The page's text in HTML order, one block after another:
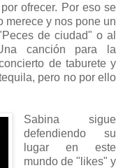
ofrecer. Por eso se
merece y nos pone un
de ciudad" o al
canción para la
de taburete y
pero no por ello
Sabina sigue
defendiendo su
lugar en este
mundo de "likes" y